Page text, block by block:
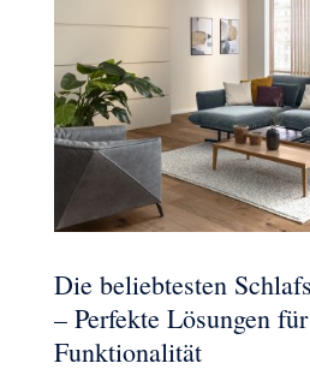
Die beliebtesten
– Perfekte Lösungen
Funktionalität